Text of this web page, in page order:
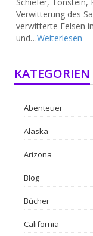
Verwitterung des
verwitterte Felsen
und…Weiterlesen
KATEGORIEN
Abenteuer
Alaska
Arizona
Blog
Bücher
California